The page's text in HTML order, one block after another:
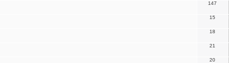
147
15
18
21
20